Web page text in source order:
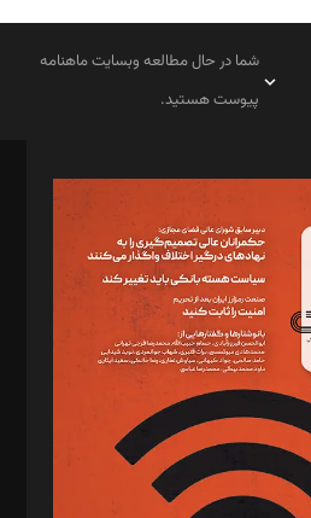
شما در حال مطالعه وبسایت ماهنامه
پیوست هستید.
ایپکچی
یسنا امان‌پور، سروش کرمیان،
زهرا فکرانه، فائزه فتحی